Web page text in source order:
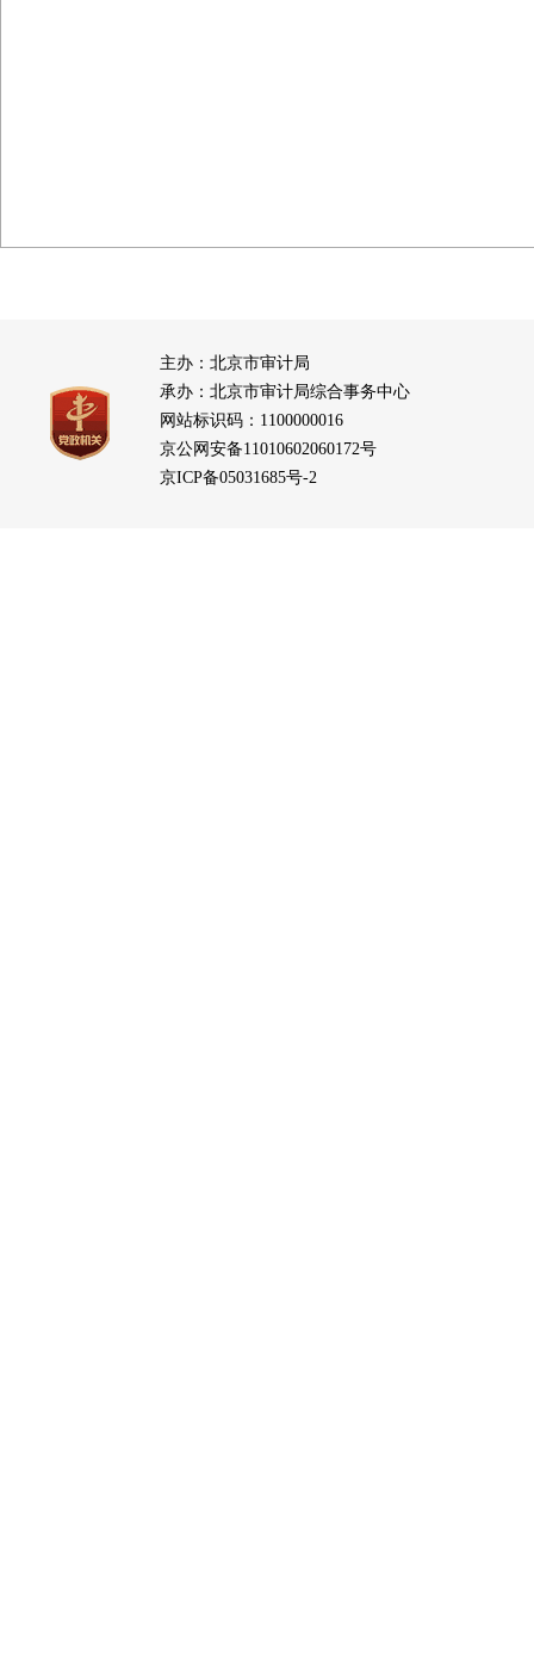
主办：北京市审计局
承办：北京市审计局综合事务中心
网站标识码：1100000016
京公网安备11010602060172号
京ICP备05031685号-2